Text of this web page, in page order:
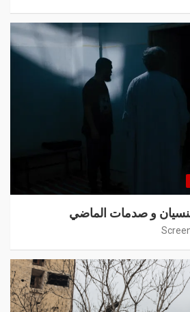
و صدمات الماضي